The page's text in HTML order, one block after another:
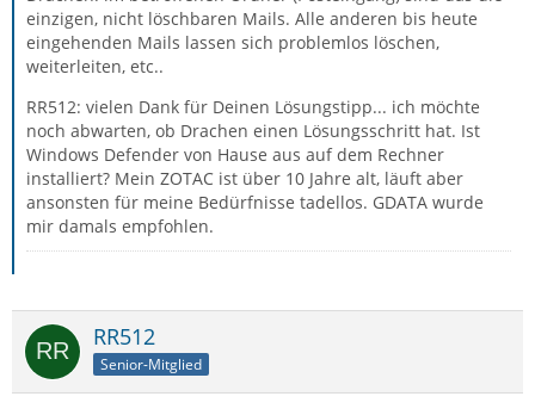
einzigen, nicht löschbaren Mails. Alle anderen bis heute
eingehenden Mails lassen sich problemlos löschen,
weiterleiten, etc..
RR512: vielen Dank für Deinen Lösungstipp... ich möchte
noch abwarten, ob Drachen einen Lösungsschritt hat. Ist
Windows Defender von Hause aus auf dem Rechner
installiert? Mein ZOTAC ist über 10 Jahre alt, läuft aber
ansonsten für meine Bedürfnisse tadellos. GDATA wurde
mir damals empfohlen.
RR512
Senior-Mitglied